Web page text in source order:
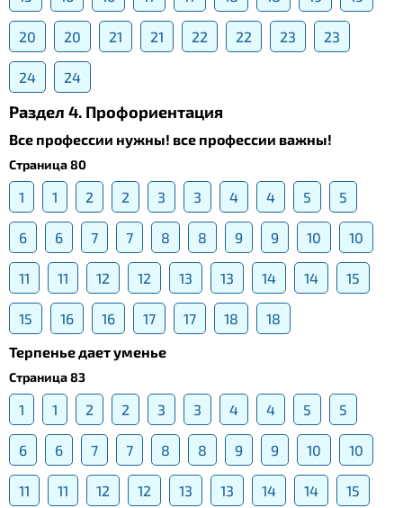
20 20 21 21 22 22 23 23
24 24
Раздел 4. Профориентация
Все профессии нужны! все профессии важны!
Страница 80
1 1 2 2 3 3 4 4 5 5
6 6 7 7 8 8 9 9 10 10
11 11 12 12 13 13 14 14 15
15 16 16 17 17 18
18
Терпенье дает уменье
Страница 83
1 1 2 2 3 3 4 4 5 5
6 6 7 7 8 8 9 9 10 10
11 11 12 12 13 13 14 14 15